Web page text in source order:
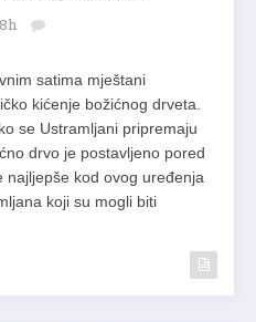
satima mještani
kićenje božićnog drveta.
se Ustramljani pripremaju
drvo je postavljeno pored
najljepše kod ovog uređenja
koji su mogli biti